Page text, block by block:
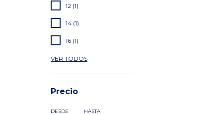
12 (1)
14 (1)
16 (1)
VER TODOS
Precio
DESDE HASTA